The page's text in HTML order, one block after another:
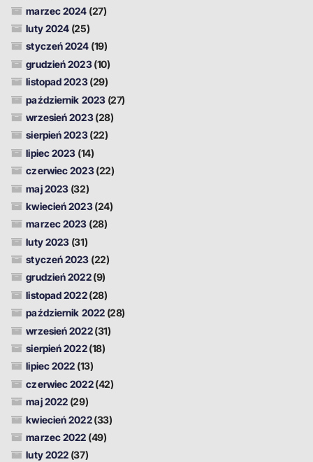
marzec 2024 (27)
luty 2024 (25)
styczeń 2024 (19)
grudzień 2023(10)
listopad 2023(29)
październik 2023(27)
wrzesień 2023(28)
sierpień 2023(22)
lipiec 2023 (14)
czerwiec 2023(22)
maj 2023 (32)
kwiecień 2023(24)
marzec 2023 (28)
luty 2023 (31)
styczeń 2023 (22)
grudzień 2022(9)
listopad 2022(28)
październik 2022(28)
wrzesień 2022(31)
sierpień 2022(18)
lipiec 2022 (13)
czerwiec 2022(42)
maj 2022 (29)
kwiecień 2022(33)
marzec 2022 (49)
luty 2022 (37)